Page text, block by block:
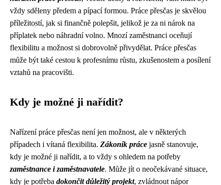
vždy sděleny předem a pípací formou. Práce přesčas je skvělou
příležitostí, jak si finančně polepšit, jelikož je za ni nárok na
příplatek nebo náhradní volno. Mnozí zaměstnanci oceňují
flexibilitu a možnost si dobrovolně přivydělat. Práce přesčas
může být také cestou k profesnímu růstu, zkušenostem a posílení
vztahů na pracovišti.
Kdy je možné ji nařídit?
Nařízení práce přesčas není jen možnost, ale v některých
případech i vítaná flexibilita. Zákoník práce jasně stanovuje,
kdy je možné ji nařídit, a to vždy s ohledem na potřeby
zaměstnance i zaměstnavatele. Může jít o neočekávané situace,
kdy je potřeba dokončit důležitý projekt, zvládnout nápor